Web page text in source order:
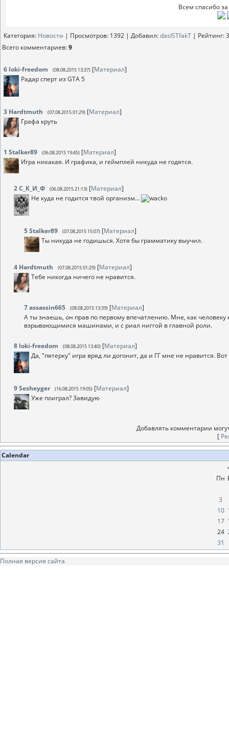
Всем спасибо
Категория: Новости | Просмотров: 1392 | Добавил:dasISTfakT | Рейтинг:
Всего комментариев:9
6 loki-freedom (08.08.2015 13:37) [Материал]
Радар сперт из GTA 5
3 Hardtmuth (07.08.2015 01:29) [Материал]
Графа круть
1 Stalker89 (06.08.2015 19:45) [Материал]
Игра никакая. И графика, и геймплей никуда не годятся.
2С_К_И_Ф (06.08.2015 21:13) [Материал]
Не куда не годится твой организм...
5Stalker89 (07.08.2015 15:07) [Материал]
Ты никуда не годишься. Хотя бы грамматику выучил.
4 Hardtmuth (07.08.2015 01:29) [Материал]
Тебе никогда ничего не нравится.
7assassin665 (08.08.2015 13:39) [Материал]
А ты знаешь, он прав по первому впечатлению. Мне, как
взрывающимися машинами, и с риал ниггой в главной роли.
8 loki-freedom (08.08.2015 13:40) [Материал]
Да, "пятерку" игра вряд ли догонит, да и ГГ мне не нравится.
9Sesheyger (16.08.2015 19:05) [Материал]
Уже поиграл? Завидую
Добавлять комментарии
[
Calendar
Пн
3
10
17
24
31
Полная версия сайта